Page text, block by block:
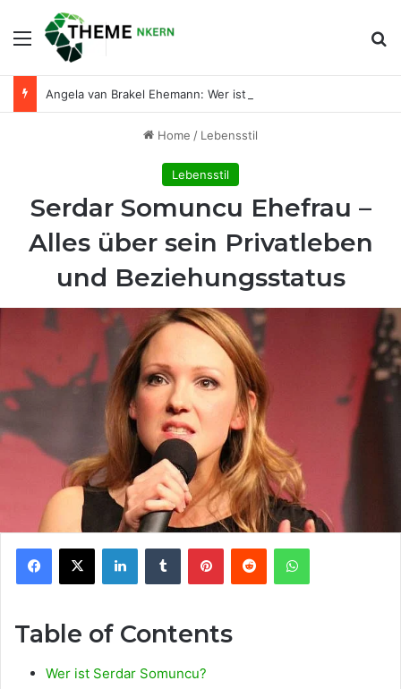
Menu
Home / Lebensstil
Lebensstil
Serdar Somuncu Ehefrau –
Alles über sein Privatleben
und Beziehungsstatus
Facebook
X LinkedInTumblr PinterestReddit WhatsApp
Table of Contents
Wer ist Serdar Somuncu?